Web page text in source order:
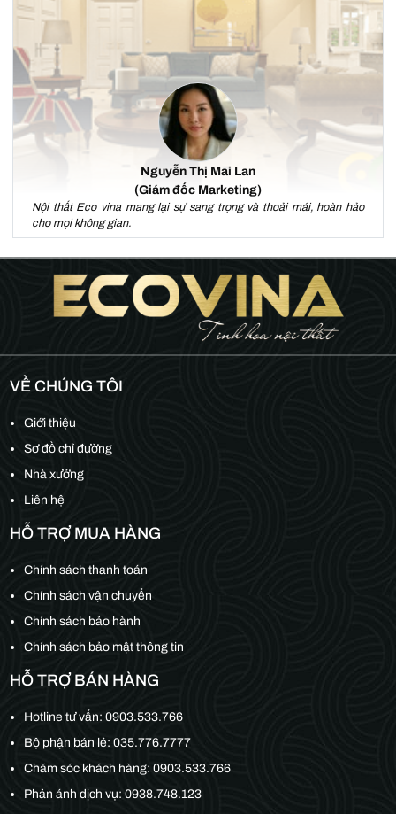
Nguyễn Thị Mai Lan
(Giám đốc Marketing)
Nội thất Eco vina mang lại sự sang trọng và thoải mái, hoàn hảo
cho mọi không gian.
VỀ CHÚNG TÔI
Giới thiệu
Sơ đồ chỉ đường
Nhà xưởng
Liên hệ
HỖ TRỢ MUA HÀNG
Chính sách thanh toán
Chính sách vận chuyển
Chính sách bảo hành
Chính sách bảo mật thông tin
HỖ TRỢ BÁN HÀNG
Hotline tư vấn:0903.533.766
Bộ phận bán lẻ:035.776.7777
Chăm sóc khách hàng:0903.533.766
Phản ánh dịch vụ: 0938.748.123